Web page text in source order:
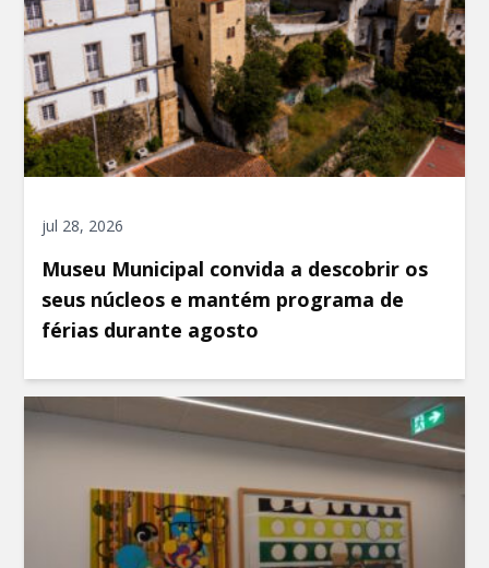
jul 28, 2026
Museu Municipal convida a descobrir os
seus núcleos e mantém programa de
férias durante agosto